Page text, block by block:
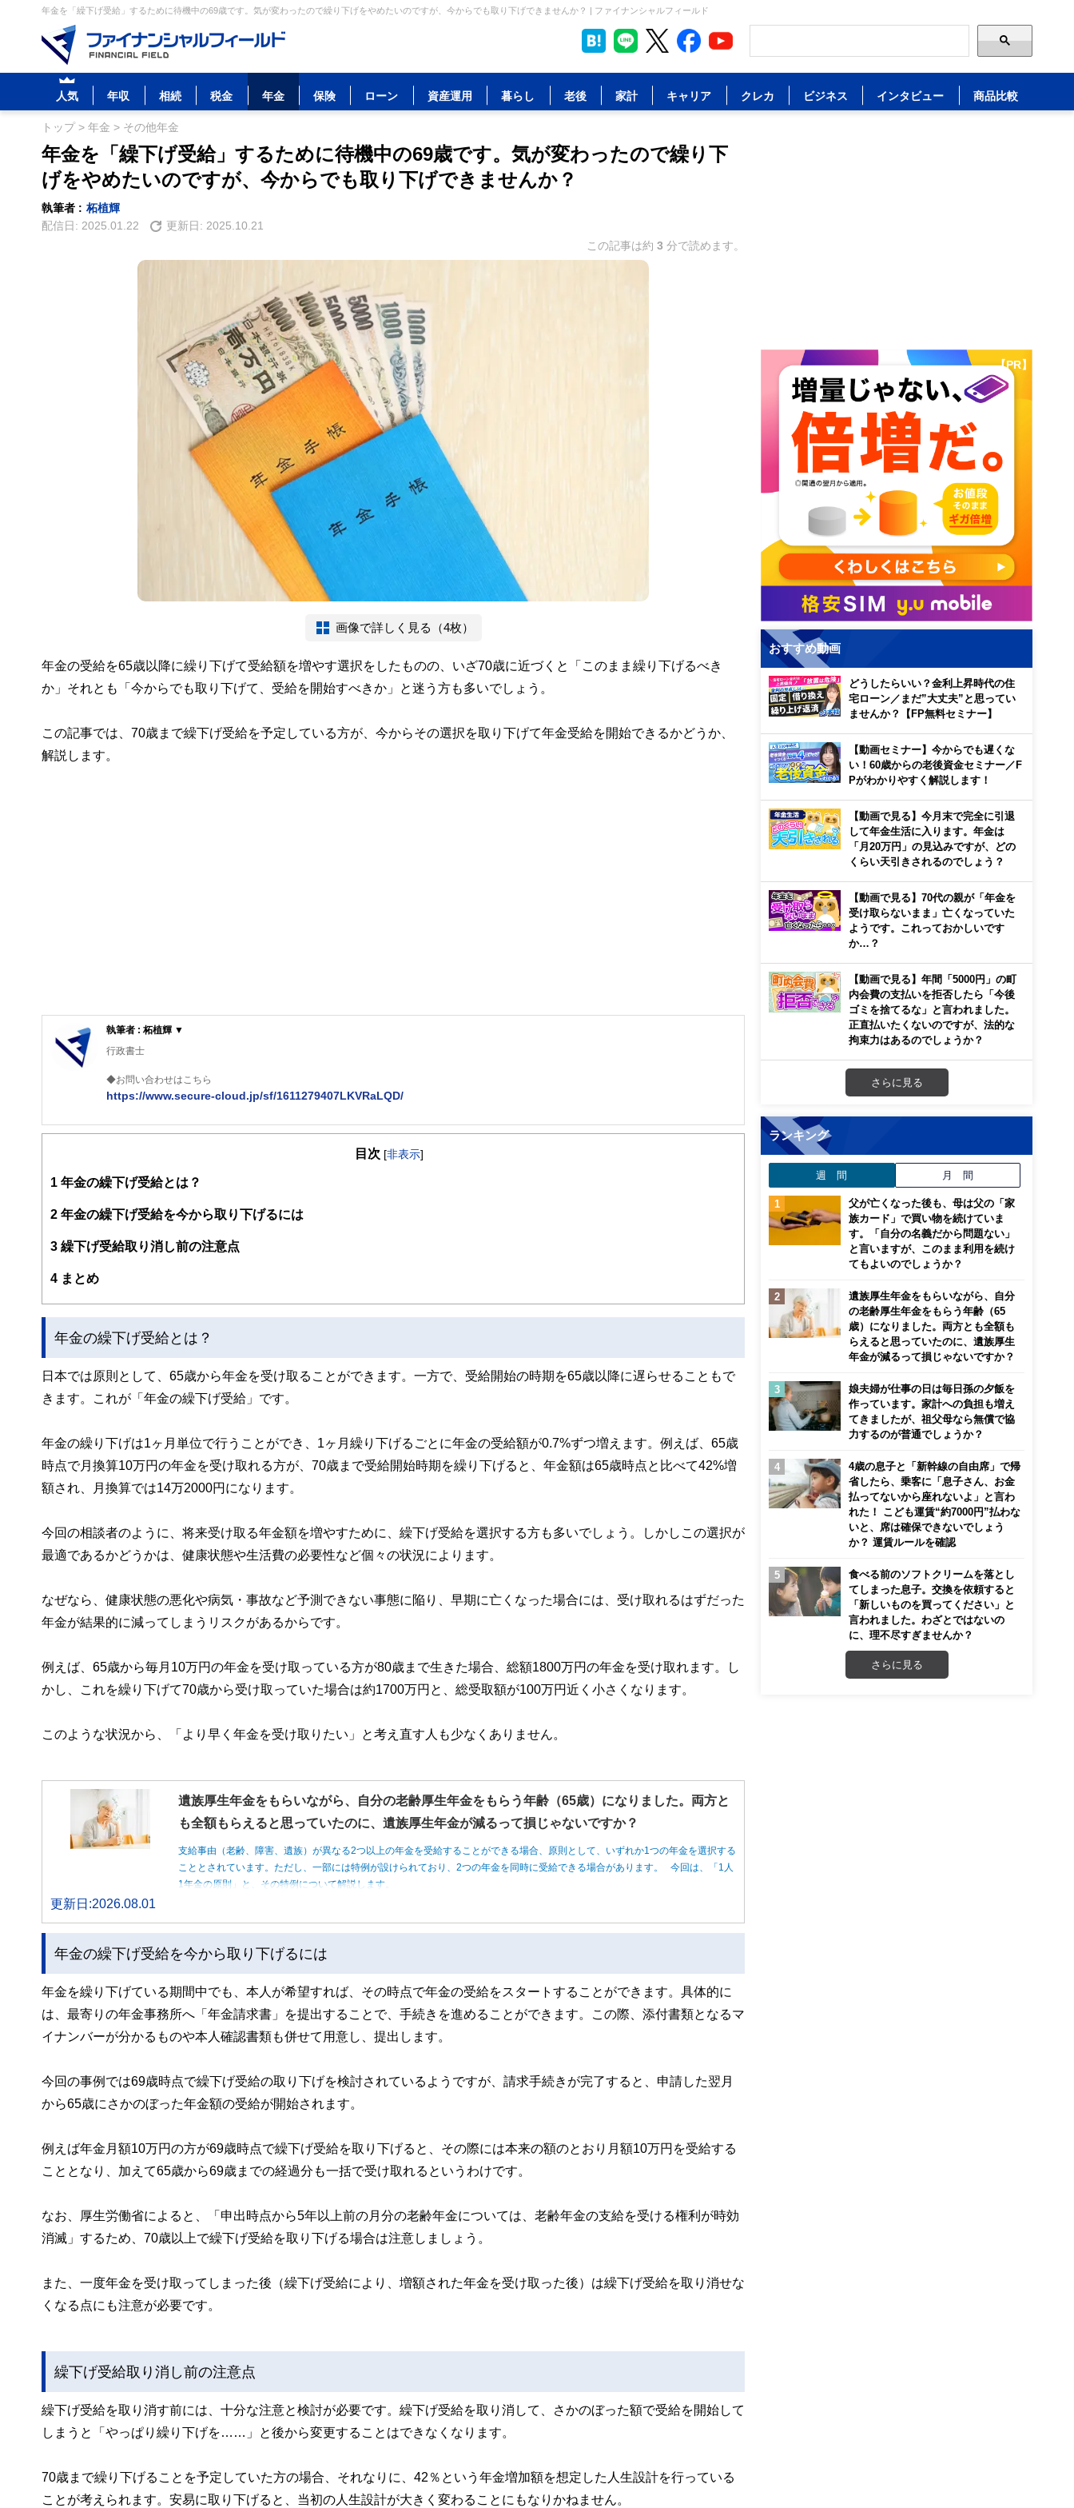
年金を「繰下げ受給」するために待機中の69歳です。気が変わったので繰り下げをやめたいのですが、今からでも取り下げできませんか？ | ファイナンシャルフィールド
人気 年収 相続 税金 年金 保険 ローン 資産運用 暮らし 老後 家計 キャリア クレカ ビジネス インタビュー 商品比較
トップ> 年金 > その他年金
年金を「繰下げ受給」するために待機中の69歳です。気が変わったので繰り下
げをやめたいのですが、今からでも取り下げできませんか？
執筆者 : 柘植輝
配信日: 2025.01.22 更新日: 2025.10.21
この記事は約 3 分で読めます。
画像で詳しく見る（4枚）
年金の受給を65歳以降に繰り下げて受給額を増やす選択をしたものの、いざ70歳に近づくと「このまま繰り下げるべき
か」それとも「今からでも取り下げて、受給を開始すべきか」と迷う方も多いでしょう。
この記事では、70歳まで繰下げ受給を予定している方が、今からその選択を取り下げて年金受給を開始できるかどうか、
解説します。
執筆者 : 柘植輝 ▼
行政書士
◆お問い合わせはこちら
https://www.secure-cloud.jp/sf/1611279407LKVRaLQD/
２級ファイナンシャルプランナー
現在では行政書士・ファイナンシャルプランナーとして活躍する傍ら、フリーライターとして精力的に活動中。広範な知識をもとに市民法務から
目次 [非表示]
1 年金の繰下げ受給とは？
2 年金の繰下げ受給を今から取り下げるには
3 繰下げ受給取り消し前の注意点
4 まとめ
年金の繰下げ受給とは？
日本では原則として、65歳から年金を受け取ることができます。一方で、受給開始の時期を65歳以降に遅らせることもで
きます。これが「年金の繰下げ受給」です。
年金の繰り下げは1ヶ月単位で行うことができ、1ヶ月繰り下げるごとに年金の受給額が0.7%ずつ増えます。例えば、65歳
時点で月換算10万円の年金を受け取れる方が、70歳まで受給開始時期を繰り下げると、年金額は65歳時点と比べて42%増
額され、月換算では14万2000円になります。
今回の相談者のように、将来受け取る年金額を増やすために、繰下げ受給を選択する方も多いでしょう。しかしこの選択が
最適であるかどうかは、健康状態や生活費の必要性など個々の状況によります。
なぜなら、健康状態の悪化や病気・事故など予測できない事態に陥り、早期に亡くなった場合には、受け取れるはずだった
年金が結果的に減ってしまうリスクがあるからです。
例えば、65歳から毎月10万円の年金を受け取っている方が80歳まで生きた場合、総額1800万円の年金を受け取れます。し
かし、これを繰り下げて70歳から受け取っていた場合は約1700万円と、総受取額が100万円近く小さくなります。
このような状況から、「より早く年金を受け取りたい」と考え直す人も少なくありません。
遺族厚生年金をもらいながら、自分の老齢厚生年金をもらう年齢（65歳）になりました。両方と
も全額もらえると思っていたのに、遺族厚生年金が減るって損じゃないですか？
支給事由（老齢、障害、遺族）が異なる2つ以上の年金を受給することができる場合、原則として、いずれか1つの年金を選択する
こととされています。ただし、一部には特例が設けられており、2つの年金を同時に受給できる場合があります。 今回は、「1人
1年金の原則」と、その特例について解説します。
更新日:2026.08.01
年金の繰下げ受給を今から取り下げるには
年金を繰り下げている期間中でも、本人が希望すれば、その時点で年金の受給をスタートすることができます。具体的に
は、最寄りの年金事務所へ「年金請求書」を提出することで、手続きを進めることができます。この際、添付書類となるマ
イナンバーが分かるものや本人確認書類も併せて用意し、提出します。
今回の事例では69歳時点で繰下げ受給の取り下げを検討されているようですが、請求手続きが完了すると、申請した翌月
から65歳にさかのぼった年金額の受給が開始されます。
例えば年金月額10万円の方が69歳時点で繰下げ受給を取り下げると、その際には本来の額のとおり月額10万円を受給する
こととなり、加えて65歳から69歳までの経過分も一括で受け取れるというわけです。
なお、厚生労働省によると、「申出時点から5年以上前の月分の老齢年金については、老齢年金の支給を受ける権利が時効
消滅」するため、70歳以上で繰下げ受給を取り下げる場合は注意しましょう。
また、一度年金を受け取ってしまった後（繰下げ受給により、増額された年金を受け取った後）は繰下げ受給を取り消せな
くなる点にも注意が必要です。
繰下げ受給取り消し前の注意点
繰下げ受給を取り消す前には、十分な注意と検討が必要です。繰下げ受給を取り消して、さかのぼった額で受給を開始して
しまうと「やっぱり繰り下げを……」と後から変更することはできなくなります。
70歳まで繰り下げることを予定していた方の場合、それなりに、42％という年金増加額を想定した人生設計を行っている
ことが考えられます。安易に取り下げると、当初の人生設計が大きく変わることにもなりかねません。
【PR】
おすすめ動画
どうしたらいい？金利上昇時代の住
宅ローン／まだ”大丈夫”と思ってい
ませんか？【FP無料セミナー】
【動画セミナー】今からでも遅くな
い！60歳からの老後資金セミナー／F
Pがわかりやすく解説します！
【動画で見る】今月末で完全に引退
して年金生活に入ります。年金は
「月20万円」の見込みですが、どの
くらい天引きされるのでしょう？
【動画で見る】70代の親が「年金を
受け取らないまま」亡くなっていた
ようです。これっておかしいです
か…？
【動画で見る】年間「5000円」の町
内会費の支払いを拒否したら「今後
ゴミを捨てるな」と言われました。
正直払いたくないのですが、法的な
拘束力はあるのでしょうか？
さらに見る
ランキング
週 間 月 間
父が亡くなった後も、母は父の「家
族カード」で買い物を続けていま
す。「自分の名義だから問題ない」
と言いますが、このまま利用を続け
てもよいのでしょうか？
遺族厚生年金をもらいながら、自分
の老齢厚生年金をもらう年齢（65
歳）になりました。両方とも全額も
らえると思っていたのに、遺族厚生
年金が減るって損じゃないですか？
娘夫婦が仕事の日は毎日孫の夕飯を
作っています。家計への負担も増え
てきましたが、祖父母なら無償で協
力するのが普通でしょうか？
4歳の息子と「新幹線の自由席」で帰
省したら、乗客に「息子さん、お金
払ってないから座れないよ」と言わ
れた！ こども運賃“約7000円”払わな
いと、席は確保できないでしょう
か？ 運賃ルールを確認
食べる前のソフトクリームを落とし
てしまった息子。交換を依頼すると
「新しいものを買ってください」と
言われました。わざとではないの
に、理不尽すぎませんか？
さらに見る